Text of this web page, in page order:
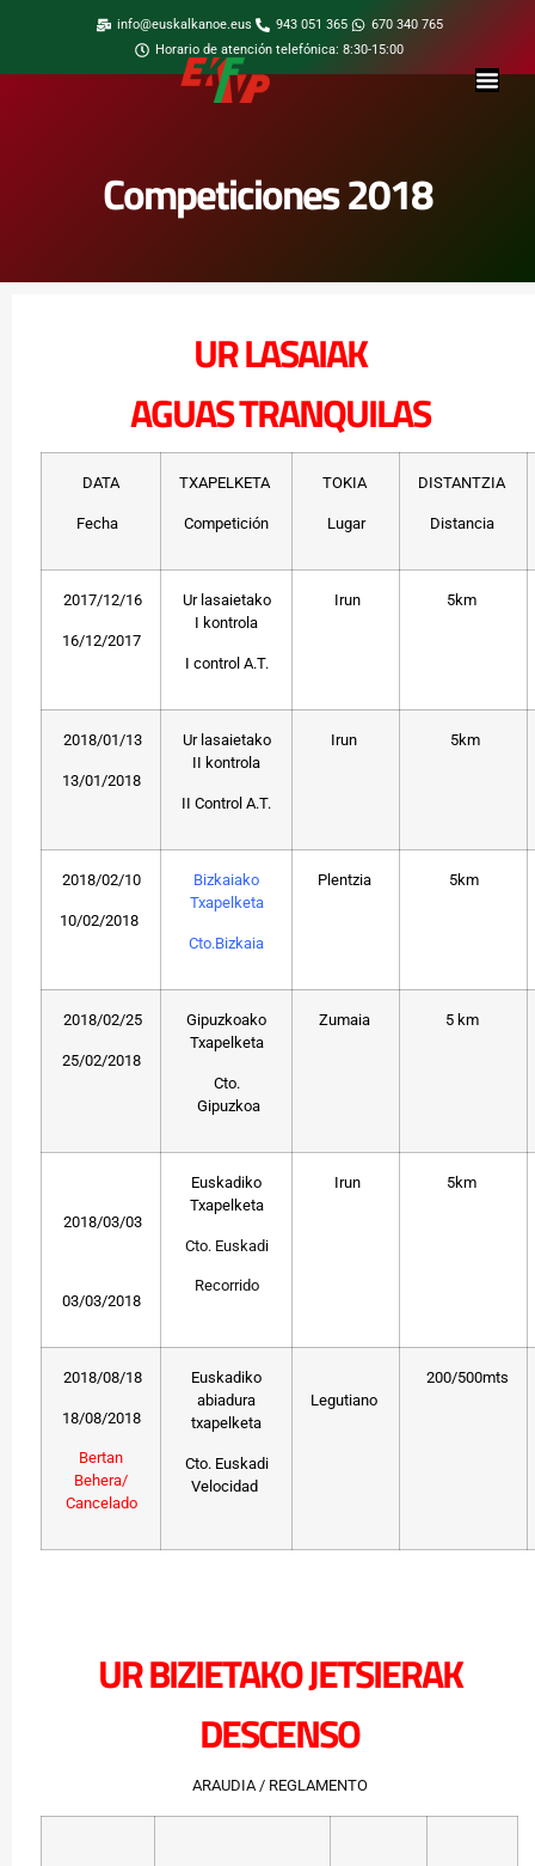
info@euskalkanoe.eus 943 051 365
670 340 765
Horario de atención telefónica: 8:30-15:00
Competiciones 2018
UR LASAIAK
AGUAS TRANQUILAS
DATA
Fecha
TXAPELKETA
Competición
TOKIA
Lugar
DISTANTZIA
Distancia
2017/12/16
16/12/2017
Ur lasaietako
I kontrola
I control A.T.
Irun 5km
2018/01/13
13/01/2018
Ur lasaietako
II kontrola
II Control A.T.
Irun 5km
2018/02/10
10/02/2018
Bizkaiako
Txapelketa
Cto.Bizkaia
Plentzia 5km
2018/02/25
25/02/2018
Gipuzkoako
Txapelketa
Cto.
Gipuzkoa
Zumaia 5 km
2018/03/03
03/03/2018
Euskadiko
Txapelketa
Cto. Euskadi
Recorrido
Irun 5km
2018/08/18
18/08/2018
Bertan
Behera/
Cancelado
Euskadiko
abiadura
txapelketa
Cto. Euskadi
Velocidad
Legutiano
200/500mts
UR BIZIETAKO JETSIERAK
DESCENSO
ARAUDIA / REGLAMENTO